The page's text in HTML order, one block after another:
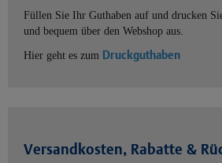
Füllen Sie Ihr Guthaben auf und drucken
und bequem über den Webshop aus.
Hier geht es zum Druckguthaben
Versandkosten, Rabatte &